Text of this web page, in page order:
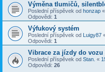
Výměna tlumičů,
Poslední příspěvek od honzap «
Odpovědi: 1
Výfukový systém
Poslední příspěvek od Luigy87
Odpovědi: 1
Vibrace za jízdy do vozu
Poslední příspěvek od Stan. «
Odpovědi: 26